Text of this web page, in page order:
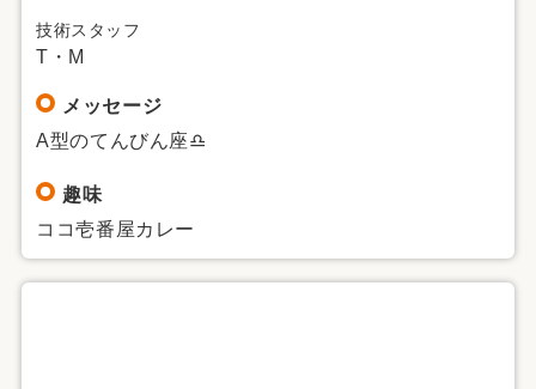
技術スタッフ
T・M
メッセージ
A型のてんびん座♎
趣味
ココ壱番屋カレー